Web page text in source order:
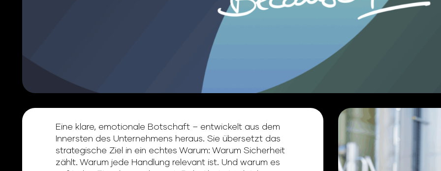
Eine klare, emotionale Botschaft – entwickelt aus dem
Innersten des Unternehmens heraus. Sie übersetzt das
strategische Ziel in ein echtes Warum: Warum Sicherheit
zählt. Warum jede Handlung relevant ist. Und warum es